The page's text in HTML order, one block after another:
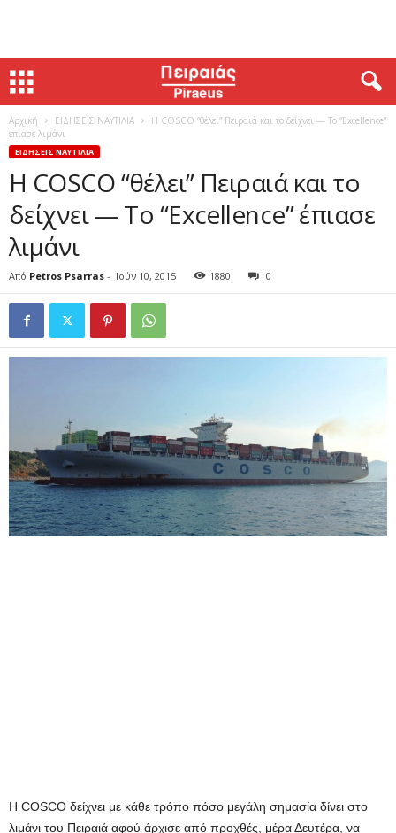
Αρχική ΕΙΔΗΣΕΙΣ ΝΑΥΤΙΛΙΑ
H COSCO “θέλει” Πειραιά και το δείχνει — Το “Excellence”
έπιασε λιμάνι
ΕΙΔΗΣΕΙΣ ΝΑΥΤΙΛΙΑ
H COSCO “θέλει” Πειραιά και το
δείχνει — Το “Excellence” έπιασε
λιμάνι
Από Petros Psarras - Ιούν 10, 2015 1880 0
Η COSCO δείχνει με κάθε τρόπο πόσο μεγάλη σημασία δίνει στο
λιμάνι του Πειραιά αφού άρχισε από προχθές, μέρα Δευτέρα, να